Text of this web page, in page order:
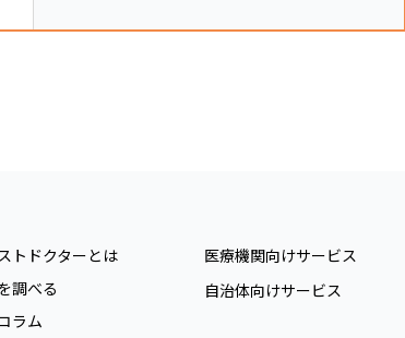
トドクターとは
調べる
ラム
医療機関向けサービス
自治体向けサービス